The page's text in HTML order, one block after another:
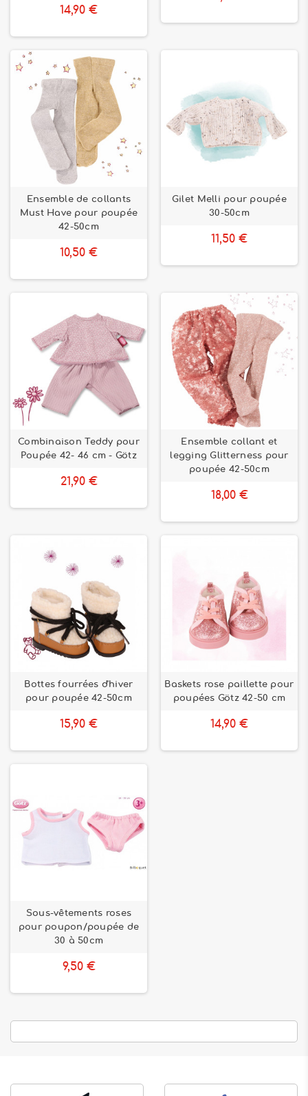
14,90 €
Ensemble de collants
Must Have pour poupée
42-50cm
10,50 €
Gilet Melli pour poupée
30-50cm
11,50 €
Combinaison Teddy pour
Poupée 42- 46 cm - Götz
21,90 €
Ensemble collant et
legging Glitterness pour
poupée 42-50cm
18,00 €
Bottes fourrées d'hiver
pour poupée 42-50cm
15,90 €
Baskets rose paillette pour
poupées Götz 42-50 cm
14,90 €
Sous-vêtements roses
pour poupon/poupée de
30 à 50cm
9,50 €